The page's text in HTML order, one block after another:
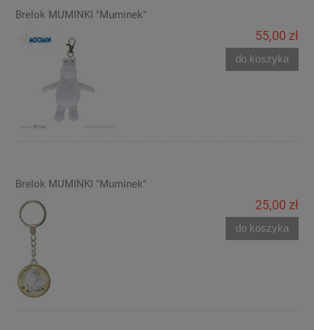
Brelok MUMINKI "Muminek"
55,00 zł
do koszyka
Brelok MUMINKI "Muminek"
25,00 zł
do koszyka